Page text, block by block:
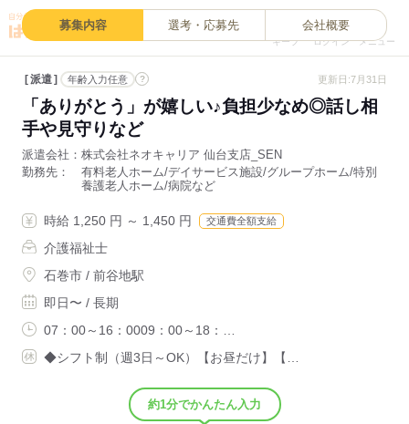
キープ ログイン メニュー
募集内容 選考・応募先 会社概要
派遣 年齢入力任意 ? 更新日:7月31日
「ありがとう」が嬉しい♪負担少なめ◎話し相
手や見守りなど
派遣会社
株式会社ネオキャリア 仙台支店_SEN
勤務先
有料老人ホーム/デイサービス施設/グループホーム/特別
養護老人ホーム/病院など
時給 1,250 円 ～ 1,450 円 交通費全額支給
介護福祉士
石巻市 / 前谷地駅
即日〜 / 長期
07：00～16：0009：00～18：…
◆シフト制（週3日～OK）【お昼だけ】【…
約1分でかんたん入力